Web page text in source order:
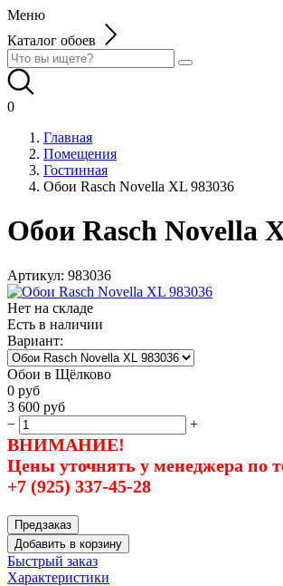
Меню
Каталог обоев
0
Главная
Помещения
Гостинная
Обои Rasch Novella XL 983036
Обои Rasch Novella
Артикул: 983036
Нет на складе
Есть в наличии
Вариант:
Обои в Щёлково
0 руб
3 600 руб
−
+
ВНИМАНИЕ!
Цены уточнять у менеджера по
+7 (925) 337-45-28
Предзаказ
Добавить в корзину
Быстрый заказ
Характеристики